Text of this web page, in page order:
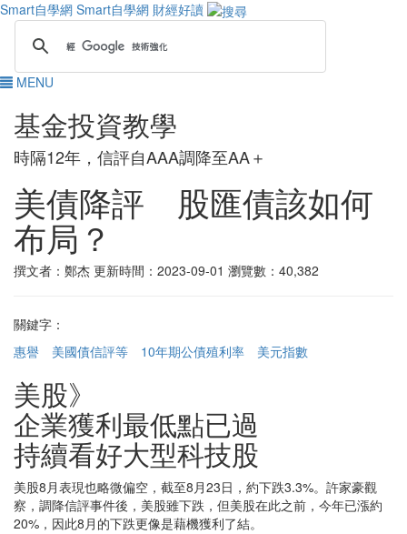
Smart自學網 Smart自學網 財經好讀
MENU
基金投資教學
時隔12年，信評自AAA調降至AA＋
美債降評 股匯債該如何
布局？
撰文者：鄭杰 更新時間：2023-09-01 瀏覽數：40,382
關鍵字：
惠譽
美國債信評等 10年期公債殖利率 美元指數
美股》
企業獲利最低點已過
持續看好大型科技股
美股8月表現也略微偏空，截至8月23日，約下跌3.3%。許家豪觀
察，調降信評事件後，美股雖下跌，但美股在此之前，今年已漲約
20%，因此8月的下跌更像是藉機獲利了結。